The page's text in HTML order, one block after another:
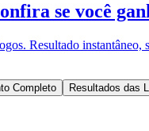
se você
Resultado instantâneo,
Completo Resultados das